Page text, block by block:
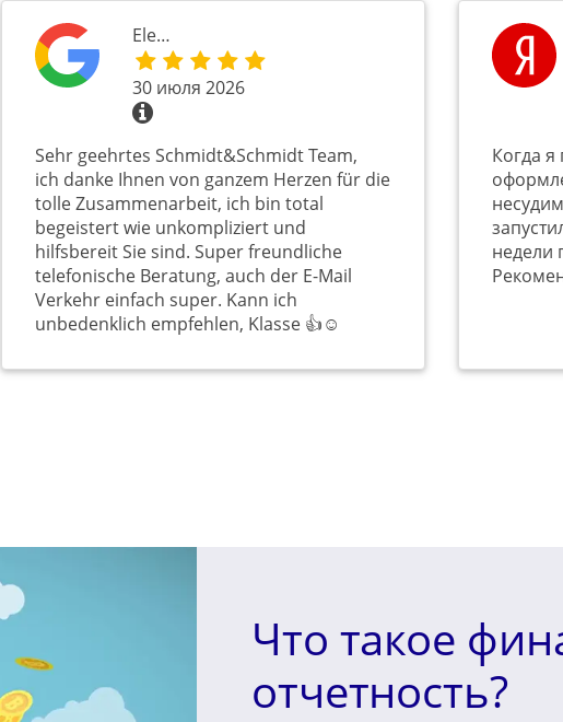
Ele…
30 июля 2026
Sehr geehrtes Schmidt&Schmidt Team,
ich danke Ihnen von ganzem Herzen für die
tolle Zusammenarbeit, ich bin total
begeistert wie unkompliziert und
hilfsbereit Sie sind. Super freundliche
telefonische Beratung, auch der E-Mail
Verkehr einfach super. Kann ich
unbedenklich empfehlen, Klasse 👍☺️
Когда
недели
Что такое
отчетность?